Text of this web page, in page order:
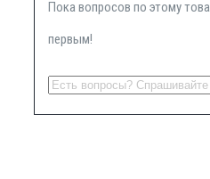
Пока вопросов по этому
первым!